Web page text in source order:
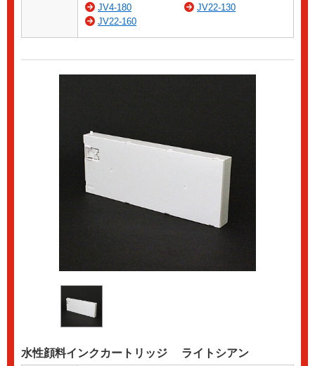
JV4-180
JV22-130
JV22-160
水性顔料インクカートリッジ ライトシアン